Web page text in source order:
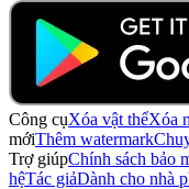
Công cụXóa vật thểXóa
mớiThêm watermark
Trợ giúpChính sách bảo
hệTác giảDành cho nhà